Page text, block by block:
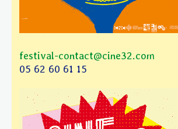
festival-contact@cine32.com
05 62 60 61 15